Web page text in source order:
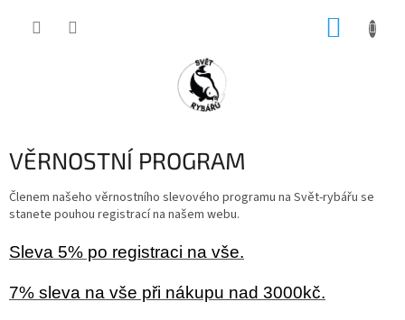
VĚRNOSTNÍ PROGRAM
Členem našeho věrnostního slevového programu na Svět-rybářu se
stanete pouhou registrací na našem webu.
Sleva 5% po registraci na vše.
7% sleva na vše při nákupu nad 3000kč.